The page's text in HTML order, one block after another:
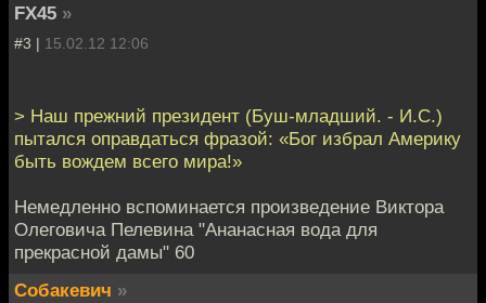
FX45 »
#3 | 15.02.12 12:06
> Наш прежний президент (Буш-младший. - И.С.)
пытался оправдаться фразой: «Бог избрал Америку
быть вождем всего мира!»
Немедленно вспоминается произведение Виктора
Олеговича Пелевина "Ананасная вода для
прекрасной дамы" 60
Собакевич »